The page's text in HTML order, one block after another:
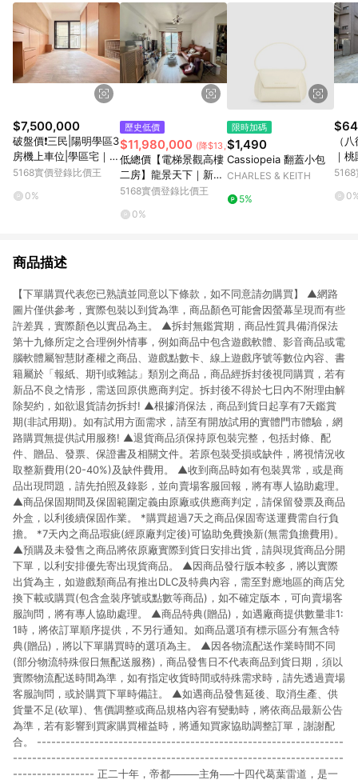
$7,500,000
破盤價❗三民|陽明學區3
房機上車位|學區宅｜高
雄市三民區覺民路
5168實價登錄比價王
0%
歷史低價
$11,980,000 (降$13,020,000)
低總價【電梯景觀高樓
二房】龍景天下｜新北
市中和區華新街
5168實價登錄比價王
0%
限時加碼
$1,490
Cassiopeia 翻蓋小包
CHARLES & KEITH
5%
（
｜
商品描述
【下單購買代表您已熟讀並同意以下條款，如不同意請勿購買】 ▲網路
圖片僅供參考，實際包裝以到貨為準，商品顏色可能會因螢幕呈現而有些
許差異，實際顏色以實品為主。 ▲拆封無鑑賞期，商品性質具備消保法
第十九條所定之合理例外情事，例如商品中包含遊戲軟體、影音商品或電
腦軟體屬智慧財產權之商品、遊戲點數卡、線上遊戲序號等數位內容、書
籍屬於「報紙、期刊或雜誌」類別之商品，商品經拆封後視同購買，若有
新品不良之情形，需送回原供應商判定。拆封後不得於七日內不附理由解
除契約，如欲退貨請勿拆封! ▲根據消保法，商品到貨日起享有7天鑑賞
期(非試用期)。如有試用方面需求，請至有開放試用的實體門市體驗，網
路購買無提供試用服務! ▲退貨商品須保持原包裝完整，包括封條、配
件、贈品、發票、保證書及相關文件。若原包裝受損或缺件，將視情況收
取整新費用(20-40%)及缺件費用。 ▲收到商品時如有包裝異常，或是商
品出現問題，請先拍照及錄影，並向賣場客服回報，將有專人協助處理。
▲商品保固期間及保固範圍定義由原廠或供應商判定，請保留發票及商品
外盒，以利後續保固作業。 *購買超過7天之商品保固寄送運費需自行負
擔。 *7天內之商品瑕疵(經原廠判定後)可協助免費換新(無需負擔費用)。
▲預購及未發售之商品將依原廠實際到貨日安排出貨，請與現貨商品分開
下單，以利安排優先寄出現貨商品。 ▲因商品發行版本較多，將以實際
出貨為主，如遊戲類商品有推出DLC及特典內容，需至對應地區的商店兌
換下載或購買(包含盒裝序號或點數等商品)，如不確定版本，可向賣場客
服詢問，將有專人協助處理。 ▲商品特典(贈品)，如遇廠商提供數量非1:
1時，將依訂單順序提供，不另行通知。如商品選項有標示區分有無含特
典(贈品)，將以下單購買時的選項為主。 ▲因各物流配送作業時間不同
(部分物流特殊假日無配送服務)，商品發售日不代表商品到貨日期，須以
實際物流配送時間為準，如有指定收貨時間或特殊需求時，請先透過賣場
客服詢問，或於購買下單時備註。 ▲如遇商品發售延後、取消生產、供
貨量不足(砍單)、售價調整或商品規格內容有變動時，將依商品最新公告
為準，若有影響到買家購買權益時，將通知買家協助調整訂單，謝謝配
合。 ----------------------------------------------------------------
---------------------------------------------------------------------
----------------- 正二十年，帝都────主角──十四代葛葉雷道，是一